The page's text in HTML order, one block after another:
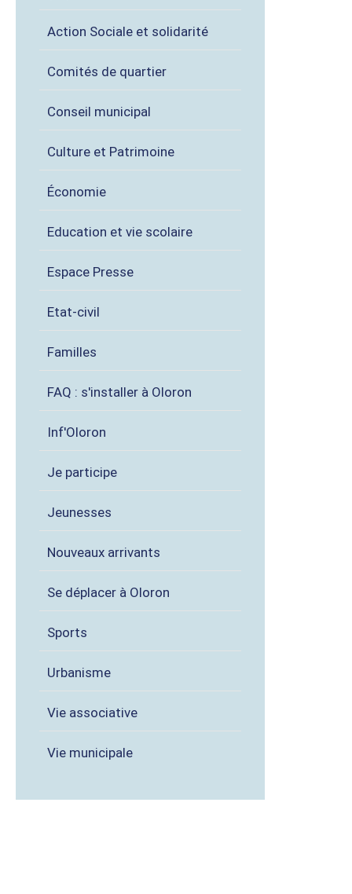
Action Sociale et solidarité
Comités de quartier
Conseil municipal
Culture et Patrimoine
Économie
Education et vie scolaire
Espace Presse
Etat-civil
Familles
FAQ : s'installer à Oloron
Inf'Oloron
Je participe
Jeunesses
Nouveaux arrivants
Se déplacer à Oloron
Sports
Urbanisme
Vie associative
Vie municipale